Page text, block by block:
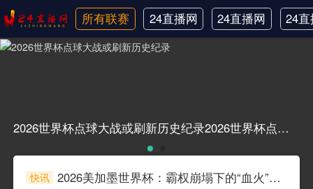
所有联赛
24直播网
日职联
24直播网
中甲
24
韩
2026世界杯点球大战或刷新历史纪录2026世界杯点球大战或刷新历史纪录
快讯
2026美加墨世界杯：霸权崩塌下的“血火”狂欢